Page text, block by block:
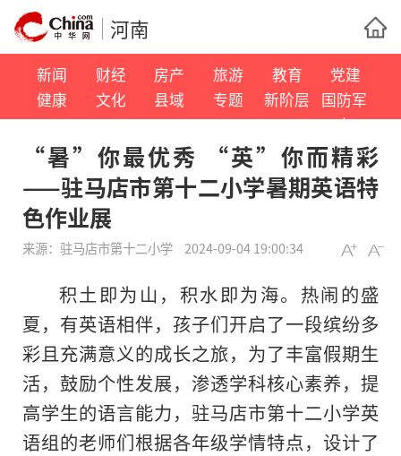
河南
新闻 财经 房产 旅游 教育
党建
健康
文化 县域 专题 新阶层
国防军
事
“暑”你最优秀 “英”你而精彩
——驻马店市第十二小学暑期英语特
色作业展
来源： 驻马店市第十二小学 2024-09-04 19:00:34
积土即为山，积水即为海。热闹的盛
夏，有英语相伴，孩子们开启了一段缤纷多
彩且充满意义的成长之旅，为了丰富假期生
活，鼓励个性发展，渗透学科核心素养，提
高学生的语言能力，驻马店市第十二小学英
语组的老师们根据各年级学情特点，设计了